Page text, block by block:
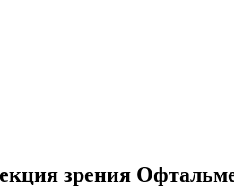
зрения